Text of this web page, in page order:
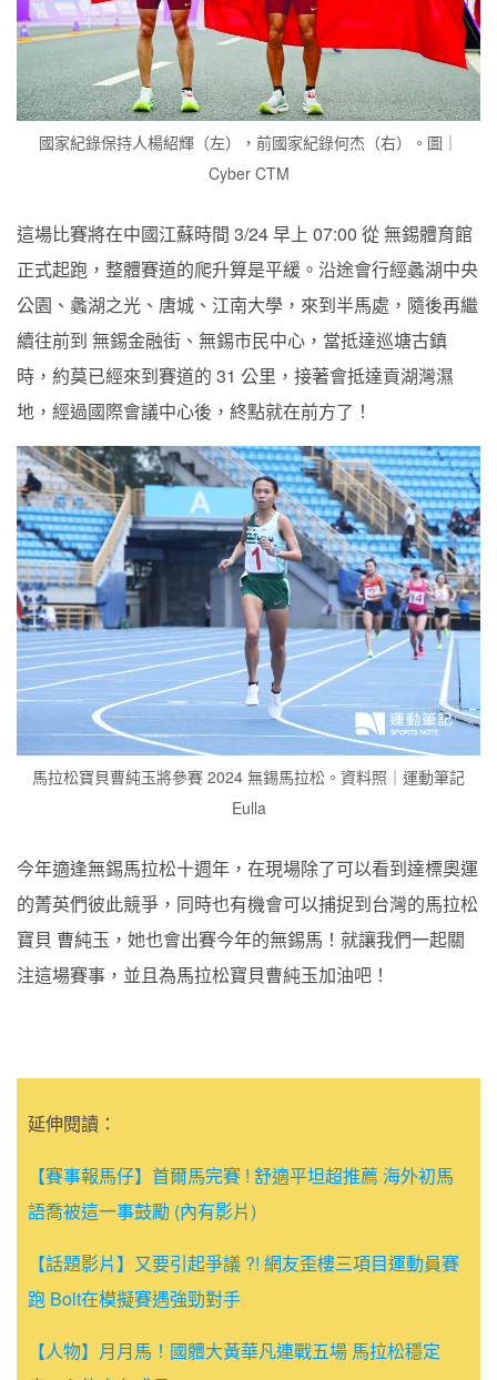
國家紀錄保持人楊紹輝（左），前國家紀錄何杰（右）。圖｜
Cyber CTM
這場比賽將在中國江蘇時間 3/24 早上 07:00 從 無錫體育館
正式起跑，整體賽道的爬升算是平緩。沿途會行經蠡湖中央
公園、蠡湖之光、唐城、江南大學，來到半馬處，隨後再繼
續往前到 無錫金融街、無錫市民中心，當抵達巡塘古鎮
時，約莫已經來到賽道的 31 公里，接著會抵達貢湖灣濕
地，經過國際會議中心後，終點就在前方了！
馬拉松寶貝曹純玉將參賽 2024 無錫馬拉松。資料照｜運動筆記
Eulla
今年適逢無錫馬拉松十週年，在現場除了可以看到達標奧運
的菁英們彼此競爭，同時也有機會可以捕捉到台灣的馬拉松
寶貝 曹純玉，她也會出賽今年的無錫馬！就讓我們一起關
注這場賽事，並且為馬拉松寶貝曹純玉加油吧！
延伸閱讀：
【賽事報馬仔】首爾馬完賽 ! 舒適平坦超推薦 海外初馬
語喬被這一事鼓勵 (內有影片)
【話題影片】又要引起爭議 ?! 網友歪樓三項目運動員賽
跑 Bolt在模擬賽遇強勁對手
【人物】月月馬！國體大黃華凡連戰五場 馬拉松穩定